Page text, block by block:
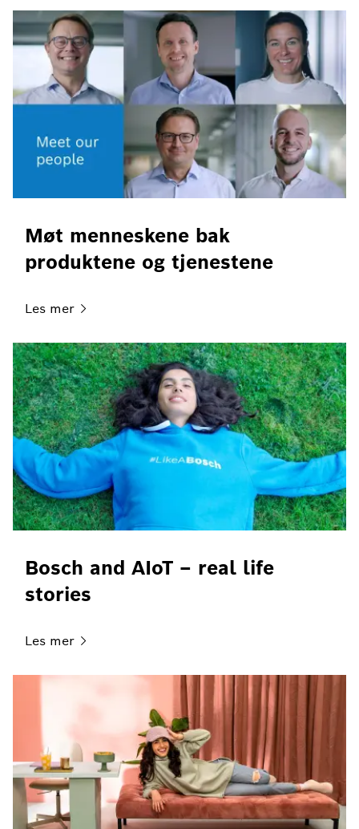
Møt menneskene bak
produktene og tjenestene
Les mer
Bosch and AIoT – real life
stories
Les mer